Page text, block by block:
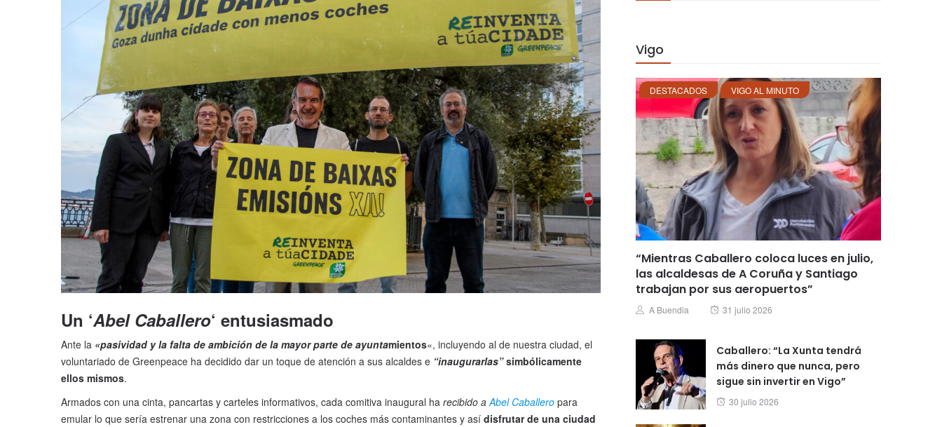
Un ‘Abel Caballero‘ entusiasmado
Ante la «pasividad y la falta de ambición de la mayor parte de ayuntamientos«, incluyendo al de nuestra ciudad, el
voluntariado de Greenpeace ha decidido dar un toque de atención a sus alcaldes e “inaugurarlas”simbólicamente
ellos mismos.
Armados con una cinta, pancartas y carteles informativos, cada comitiva inaugural ha recibido aAbel Caballero para
emular lo que sería estrenar una zona con restricciones a los coches más contaminantes y así disfrutar de una ciudad
Vigo
DESTACADOS VIGO AL MINUTO
“Mientras Caballero coloca luces en julio,
las alcaldesas de A Coruña y Santiago
trabajan por sus aeropuertos”
Author
A Buendia
Posted
31 julio 2026
Caballero: “La Xunta tendrá
más dinero que nunca, pero
sigue sin invertir en Vigo”
Posted
30 julio 2026